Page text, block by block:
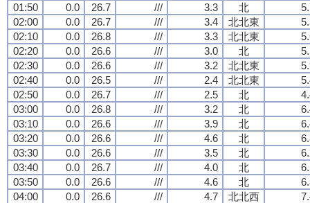
01:50
0.0 26.7 /// 3.3 北
02:00
0.0 26.7 /// 3.4 北北東
02:10
0.0 26.8 /// 3.3 北北東
02:20
0.0 26.6 /// 3.0 北
02:30
0.0 26.6 /// 3.2 北北東
02:40
0.0 26.5 /// 2.4 北北東
02:50
0.0 26.7 /// 2.5 北
03:00
0.0 26.8 /// 3.2 北
03:10
0.0 26.6 /// 3.9 北
03:20
0.0 26.6 /// 4.6 北
03:30
0.0 26.6 /// 3.5 北
03:40
0.0 26.7 /// 4.0 北
03:50
0.0 26.6 /// 4.6 北
04:00
0.0 26.6 /// 4.7 北北西